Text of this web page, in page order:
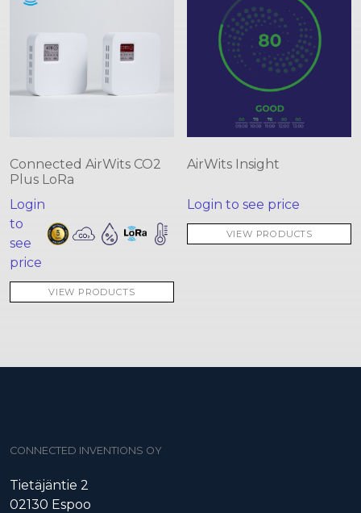
Connected AirWits CO2
Plus LoRa
Login
to
see
price
VIEW PRODUCTS
AirWits Insight
Login to see price
VIEW PRODUCTS
CONNECTED INVENTIONS OY
Tietäjäntie 2
02130 Espoo